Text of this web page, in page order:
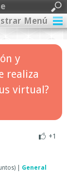
Menú
y
realiza
virtual?
+1
General